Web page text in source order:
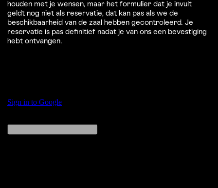
houden met je wensen, maar het formulier dat je invult
geldt nog niet als reservatie, dat kan pas als we de
beschikbaarheid van de zaal hebben gecontroleerd. Je
reservatie is pas definitief nadat je van ons een bevestiging
hebt ontvangen.